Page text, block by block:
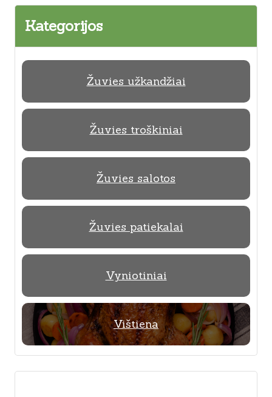
Kategorijos
Žuvies užkandžiai
Žuvies troškiniai
Žuvies salotos
Žuvies patiekalai
Vyniotiniai
Vištiena